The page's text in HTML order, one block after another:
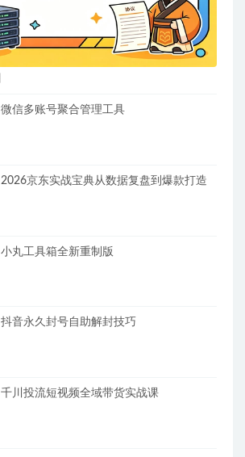
微信多账号聚合管理工具
2026京东实战宝典从数据复盘到爆款打造
小丸工具箱全新重制版
抖音永久封号自助解封技巧
千川投流短视频全域带货实战课